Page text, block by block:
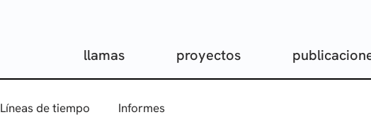
llamas proyectos
Líneas de tiempo Informes